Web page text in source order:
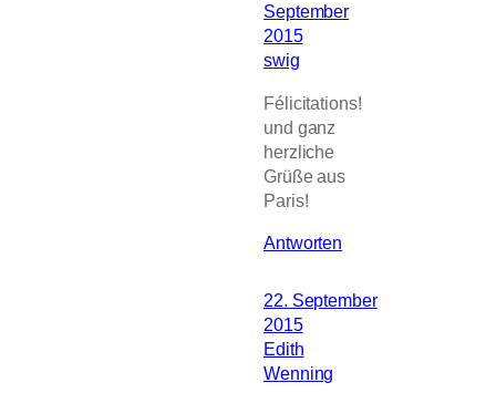
September
2015
swig
Félicitations!
und ganz
herzliche
Grüße aus
Paris!
Antworten
22. September
2015
Edith
Wenning